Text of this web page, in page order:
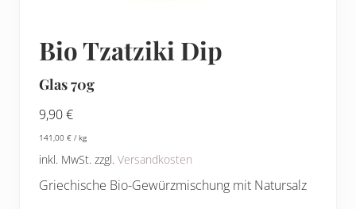
Bio Tzatziki Dip
Glas 70g
9,90€
141,00 € /kg
inkl. MwSt. zzgl. Versandkosten
Griechische Bio-Gewürzmischung mit Natursalz